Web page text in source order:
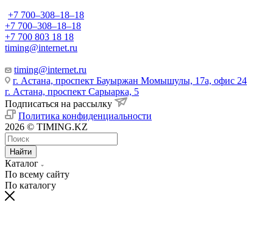
+7 700‒308‒18‒18
+7 700‒308‒18‒18
+7 700 803 18 18
timing@internet.ru
timing@internet.ru
г. Астана, проспект Бауыржан Момышулы, 17а, офис 24
г. Астана, проспект Сарыарка, 5
Подписаться на рассылку
Политика конфиденциальности
2026 © TIMING.KZ
Найти
Каталог
По всему сайту
По каталогу